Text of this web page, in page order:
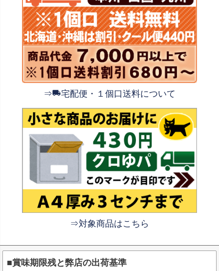
⇒ 宅配便・１個口送料について
⇒対象商品はこちら
■賞味期限残と弊店の出荷基準